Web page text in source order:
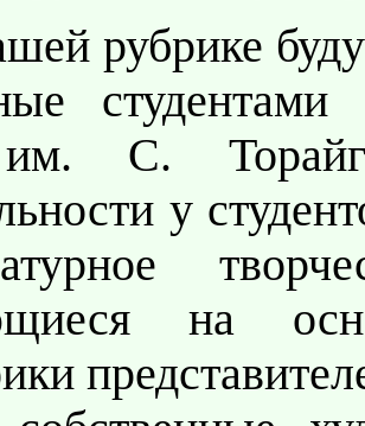
рубрике
С.
у
на